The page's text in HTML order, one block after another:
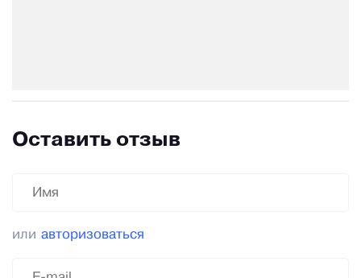
Оставить отзыв
или авторизоваться